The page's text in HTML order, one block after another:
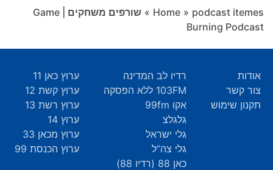
Home » podcast itemes
»
שורפים משחקים | Game
Burning Podcast
אודות
צור קשר
תקנון שימוש
רדיו לב המדינה
103FM ללא הפסקה
אקו 99fm
גלגלצ
גלי ישראל
גלי צה”ל
כאן 88 (רדיו 88)
ערוץ כאן 11
ערוץ קשת 12
ערוץ רשת 13
ערוץ 14
ערוץ מכאן 33
ערוץ הכנסת 99